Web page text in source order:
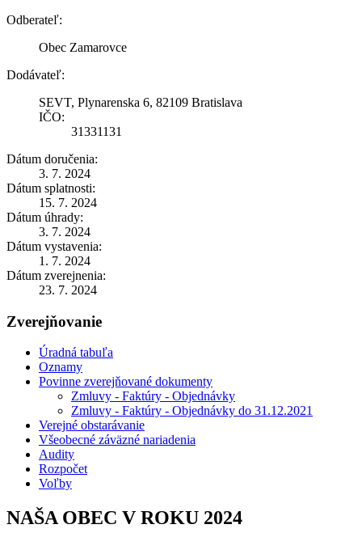
Odberateľ:
Obec Zamarovce
Dodávateľ:
SEVT, Plynarenska 6, 82109 Bratislava
IČO:
31331131
Dátum doručenia:
3. 7. 2024
Dátum splatnosti:
15. 7. 2024
Dátum úhrady:
3. 7. 2024
Dátum vystavenia:
1. 7. 2024
Dátum zverejnenia:
23. 7. 2024
Zverejňovanie
Úradná tabuľa
Oznamy
Povinne zverejňované dokumenty
Zmluvy - Faktúry - Objednávky
Zmluvy - Faktúry - Objednávky do 31.12.2021
Verejné obstarávanie
Všeobecné záväzné nariadenia
Audity
Rozpočet
Voľby
NAŠA OBEC V ROKU 2024